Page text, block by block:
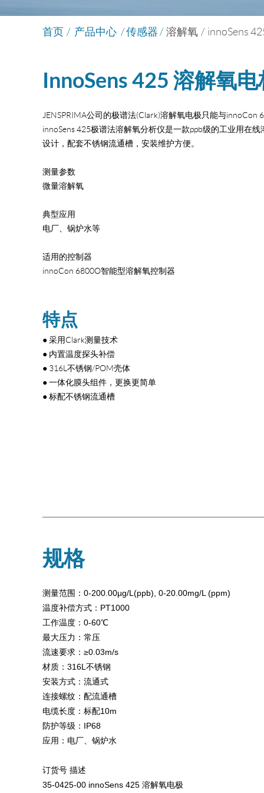
首页 / 产品中心 / 传感器 / 溶解氧 / innoSens
InnoSens 425 溶解氧电
JENSPRIMA公司的极谱法(Clark)溶解氧电极只能与innoCon
innoSens 425极谱法溶解氧分析仪是一款ppb级的工业用在
设计，配套不锈钢流通槽，安装维护方便。
测量参数
微量溶解氧
典型应用
电厂、锅炉水等
适用的控制器
innoCon 6800O智能型溶解氧控制器
特点
● 采用Clark测量技术
● 内置温度探头补偿
● 316L不锈钢/POM壳体
● 一体化膜头组件，更换更简单
● 标配不锈钢流通槽
规格
测量范围：0-200.00μg/L(ppb), 0-20.00mg/L (ppm)
温度补偿方式：PT1000
工作温度：0-60℃
最大压力：常压
流速要求：≥0.03m/s
材质：316L不锈钢
安装方式：流通式
连接螺纹：配流通槽
电缆长度：标配10m
防护等级：IP68
应用：电厂、锅炉水
订货号 描述
35-0425-00 innoSens 425 溶解氧电极